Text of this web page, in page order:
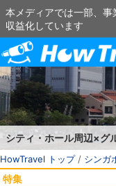
本メディアでは一部、
収益化しています
シティ・ホール周辺×グ
HowTravel トップ/ シンガ
特集